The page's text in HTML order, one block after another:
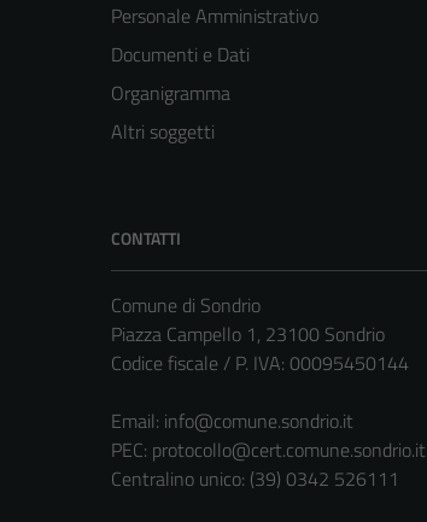
Personale Amministrativo
Documenti e Dati
Organigramma
Altri soggetti
CONTATTI
Comune di Sondrio
Piazza Campello 1, 23100 Sondrio
Codice fiscale / P. IVA: 00095450144
Email: info@comune.sondrio.it
PEC: protocollo@cert.comune.sondrio.it
Centralino unico: (39) 0342 526111